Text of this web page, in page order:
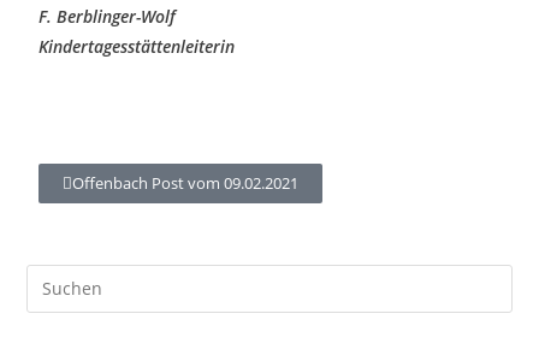
F. Berblinger-Wolf
Kindertagesstättenleiterin
Offenbach Post vom 09.02.2021